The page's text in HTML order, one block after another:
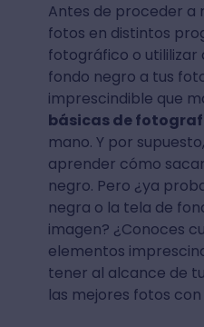
Antes de proceder a
fotos en distintos
fotográfico o
fondo negro a tus
imprescindible que
básicas de
mano. Y por
aprender cómo
negro. Pero ¿ya
negra o la tela de
imagen? ¿Conoces
elementos
tener al alcance de
las mejores fotos